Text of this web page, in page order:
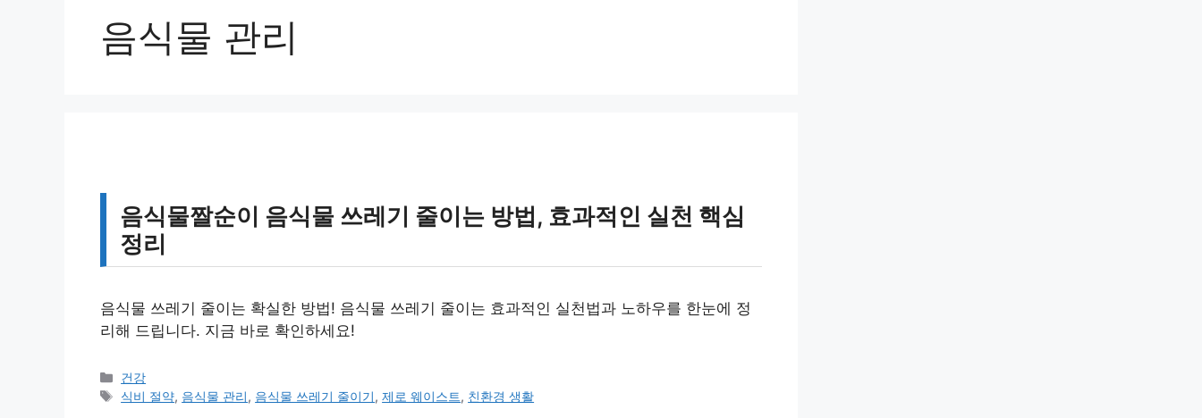
음식물 관리
음식물짤순이 음식물 쓰레기 줄이는 방법, 효과적인 실천 핵심
정리
음식물 쓰레기 줄이는 확실한 방법! 음식물 쓰레기 줄이는 효과적인 실천법과 노하우를 한눈에 정
리해 드립니다. 지금 바로 확인하세요!
카
테
건강
태
식비 절약, 음식물 관리, 음식물 쓰레기 줄이기,제로 웨이스트, 친환경 생활